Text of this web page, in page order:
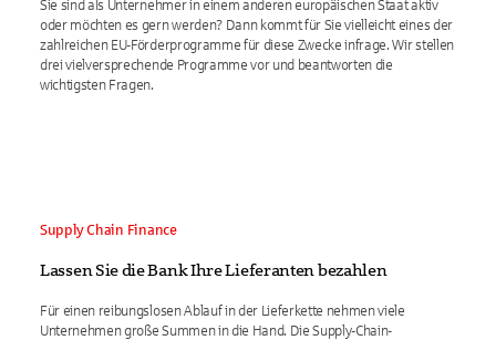
Sie sind als Unternehmer in einem anderen europäischen Staat aktiv
oder möchten es gern werden? Dann kommt für Sie vielleicht eines der
zahlreichen EU-Förderprogramme für diese Zwecke infrage. Wir stellen
drei vielversprechende Programme vor und beantworten die
wichtigsten Fragen.
Supply Chain Finance
Lassen Sie die Bank Ihre Lieferanten bezahlen
Für einen reibungslosen Ablauf in der Lieferkette nehmen viele
Unternehmen große Summen in die Hand. Die Supply-Chain-